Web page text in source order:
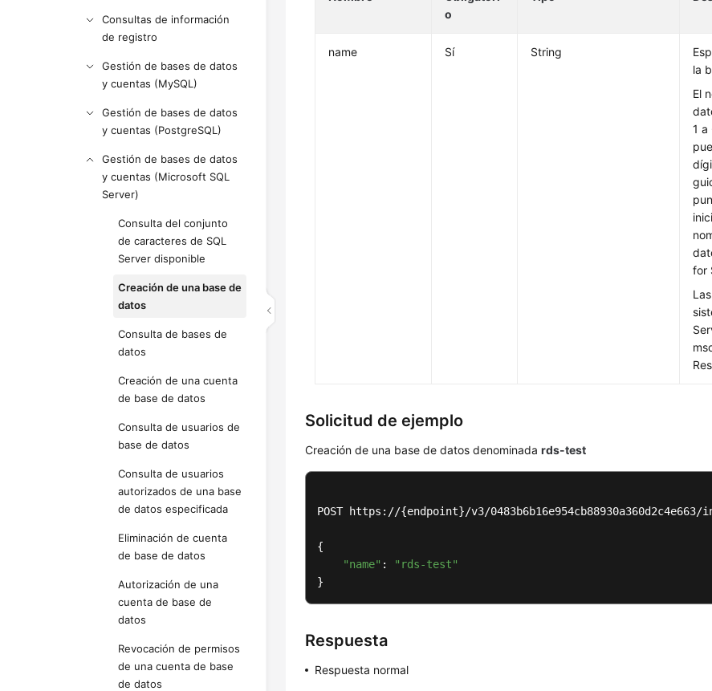
Consultas de información
de registro
Gestión de bases de datos
y cuentas (MySQL)
Gestión de bases de datos
y cuentas (PostgreSQL)
Gestión de bases de datos
y cuentas (Microsoft SQL
Server)
Consulta del conjunto
de caracteres de SQL
Server disponible
Creación de una base de
datos
Consulta de bases de
datos
Creación de una cuenta
de base de datos
Consulta de usuarios de
base de datos
Consulta de usuarios
autorizados de una base
de datos especificada
Eliminación de cuenta
de base de datos
Autorización de una
cuenta de base de
datos
Revocación de permisos
de una cuenta de base
de datos
o
name Sí String
la
El
1 a
for
Solicitud de ejemplo
Creación de una base de datos denominadards-test
POST https://{endpoint}/v3/0483b6b16e954cb88930a360d2c4e663/
{
"name" :
"rds-test"
}
Respuesta
Respuesta normal